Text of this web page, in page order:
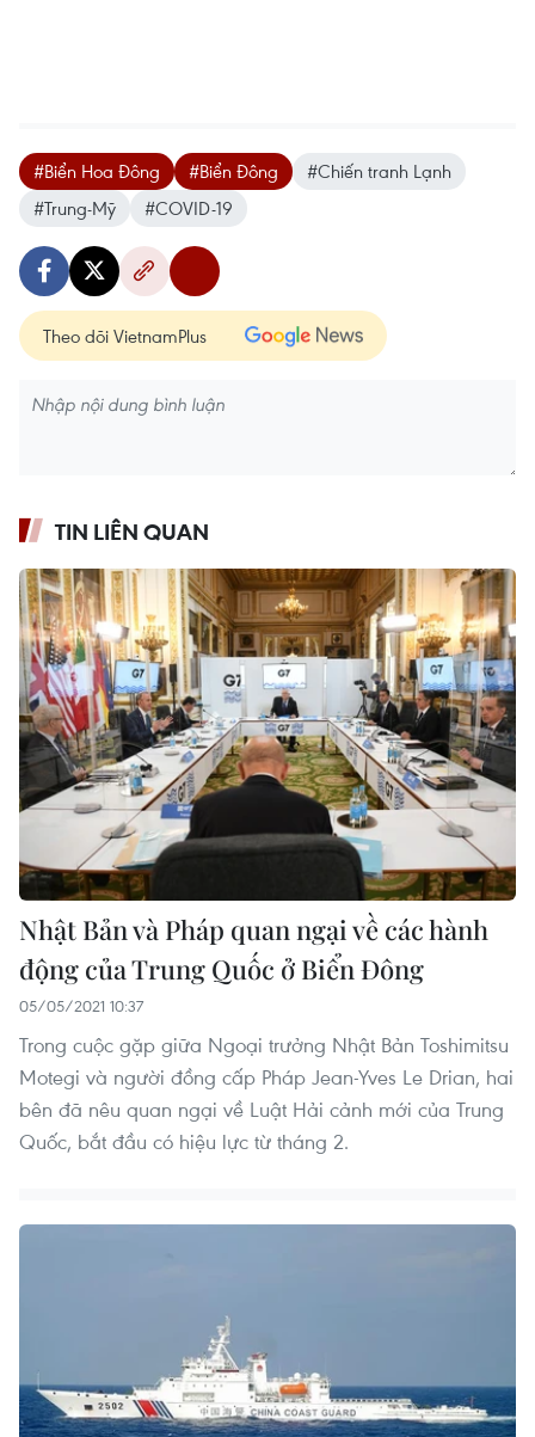
#Biển Hoa Đông #Biển Đông
#Chiến tranh Lạnh
#Trung-Mỹ
#COVID-19
Theo dõi VietnamPlus
TIN LIÊN QUAN
Nhật Bản và Pháp quan ngại về các hành
động của Trung Quốc ở Biển Đông
05/05/2021 10:37
Trong cuộc gặp giữa Ngoại trưởng Nhật Bản Toshimitsu
Motegi và người đồng cấp Pháp Jean-Yves Le Drian, hai
bên đã nêu quan ngại về Luật Hải cảnh mới của Trung
Quốc, bắt đầu có hiệu lực từ tháng 2.